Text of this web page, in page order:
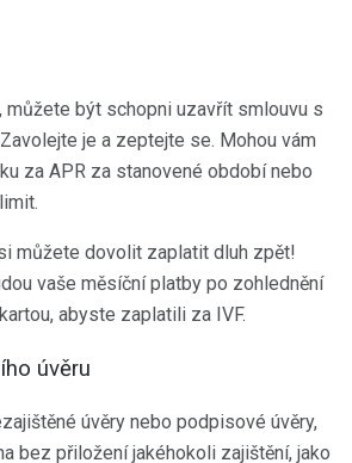
můžete být schopni uzavřít smlouvu s
je a zeptejte se. Mohou vám
za APR za stanovené období nebo
můžete dovolit zaplatit dluh zpět!
vaše měsíční platby po zohlednění
abyste zaplatili za IVF.
úvěru
úvěry nebo podpisové úvěry,
bez přiložení jakéhokoli zajištění, jako